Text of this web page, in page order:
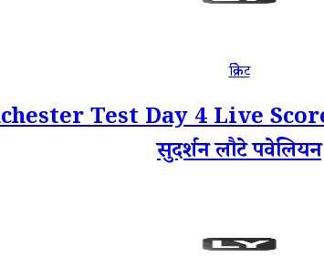
क्रिकेट
Test Day 4 Live Score
सुदर्शन लौटे पवेलियन